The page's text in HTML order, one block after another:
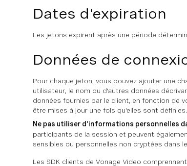
Dates d'expiration
Les jetons expirent après une période
Données de
Pour chaque jeton, vous pouvez ajouter une
utilisateur, le nom ou d'autres données
données fournies par le client, en fonction de
être mises à jour une fois qu'elles sont définies.
Ne pas utiliser d'informations personnelles
participants de la session et peuvent
sensibles ou personnelles non cryptées dans
Les SDK clients de Vonage Video